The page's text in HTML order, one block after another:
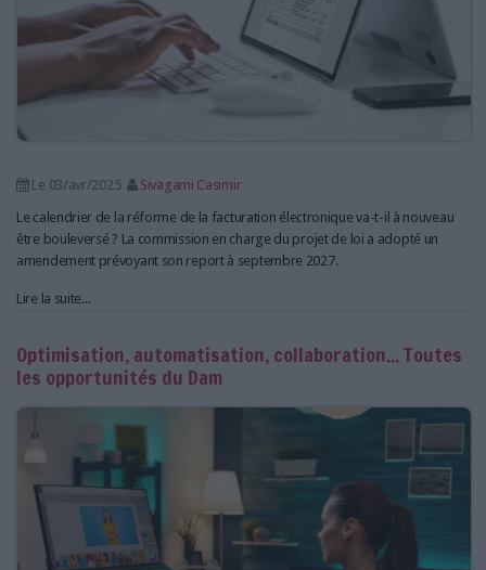
Le 03/avr/2025
Sivagami Casimir
Le calendrier de la réforme de la facturation électronique va-t-il à nouveau
être bouleversé ? La commission en charge du projet de loi a adopté un
amendement prévoyant son report à septembre 2027.
Lire la suite...
Optimisation, automatisation, collaboration... Toutes
les opportunités du Dam